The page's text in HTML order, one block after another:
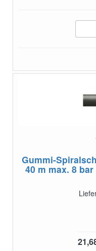
Gummi-
40 m max. 8 bar